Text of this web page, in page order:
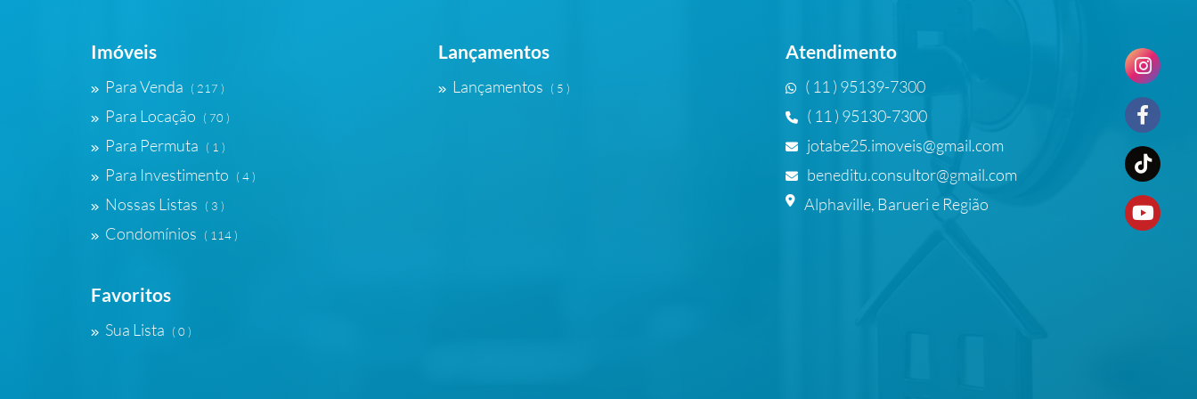
Imóveis
Para Venda ( 217 )
Para Locação ( 70 )
Para Permuta ( 1 )
Para Investimento ( 4 )
Nossas Listas ( 3 )
Condomínios ( 114 )
Favoritos
Sua Lista ( 0 )
Lançamentos
Lançamentos ( 5 )
Atendimento
( 11 ) 95139-7300
( 11 ) 95130-7300
jotabe25.imoveis@gmail.com
beneditu.consultor@gmail.com
Alphaville, Barueri e Região